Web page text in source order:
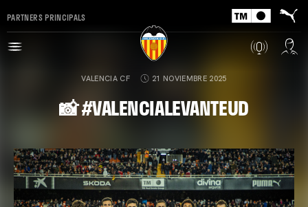
PARTNERS PRINCIPALS
VALENCIA CF 21 NOVIEMBRE 2025
📸 #VALENCIALEVANTEUD